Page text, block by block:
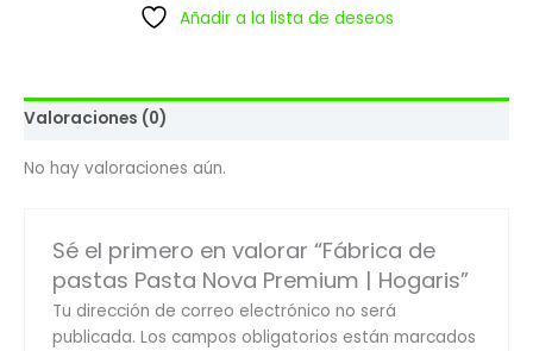
Añadir a la lista de deseos
Valoraciones (0)
No hay valoraciones aún.
Sé el primero en valorar “Fábrica de
pastas Pasta Nova Premium | Hogaris”
Tu dirección de correo electrónico no será
publicada. Los campos obligatorios están marcados